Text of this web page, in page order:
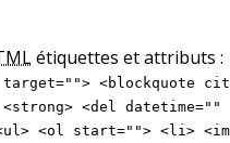
étiquettes et attributs :
<blockquote
<strong> <del
<ol start=""> <li>